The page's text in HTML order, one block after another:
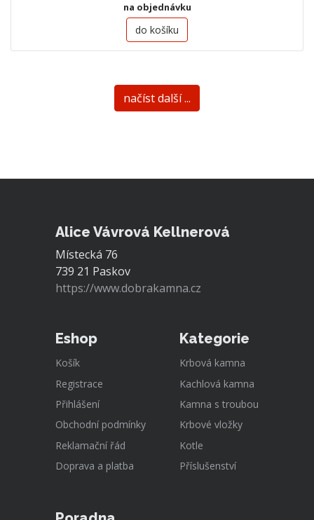
na objednávku
do košíku
načíst další ...
Alice Vávrová Kellnerová
Místecká 76
739 21 Paskov
https://www.dobrakamna.cz
Eshop
Košík
Registrace
Přihlášení
Obchodní podmínky
Reklamační řád
Doprava a platba
Kategorie
Krbová kamna
Kachlová kamna
Kamna s troubou
Krbové vložky
Kotle
Příslušenství